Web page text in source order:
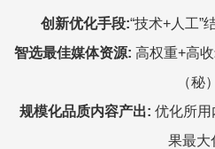
创新优化手段:“技术+人工”
智选最佳媒体资源: 高权重+高
（秘）
规模化品质内容产出: 优化所用
果最大